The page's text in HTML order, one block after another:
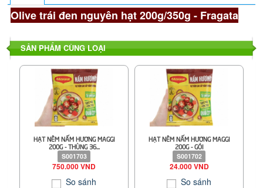
Olive trái đen nguyên hạt 200g/350g - Fragata
SẢN PHẨM CÙNG LOẠI
HẠT NÊM NẤM HƯƠNG MAGGI
200G - THÙNG 36...
S001703
750.000 VND
So sánh
HẠT NÊM NẤM HƯƠNG MAGGI
200G - GÓI
S001702
24.000 VND
So sánh